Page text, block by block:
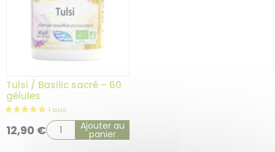
Tulsi / Basilic sacré – 60
gélules
12,90 € Ajouter au
panier